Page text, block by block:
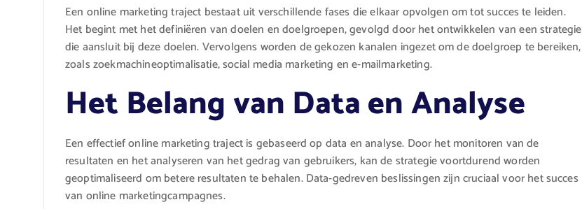
Een online marketing traject bestaat uit verschillende fases die elkaar opvolgen om tot succes te leiden.
Het begint met het definiëren van doelen en doelgroepen, gevolgd door het ontwikkelen van een strategie
die aansluit bij deze doelen. Vervolgens worden de gekozen kanalen ingezet om de doelgroep te bereiken,
zoals zoekmachineoptimalisatie, social media marketing en e-mailmarketing.
Het Belang van Data en Analyse
Een effectief online marketing traject is gebaseerd op data en analyse. Door het monitoren van de
resultaten en het analyseren van het gedrag van gebruikers, kan de strategie voortdurend worden
geoptimaliseerd om betere resultaten te behalen. Data-gedreven beslissingen zijn cruciaal voor het succes
van online marketingcampagnes.